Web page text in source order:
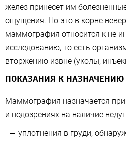
желез принесет им
ощущения. Но это в корне
маммография относится к не
исследованию, то есть
вторжению извне (уколы,
ПОКАЗАНИЯ К
Маммография назначается
и подозрениях на наличие
уплотнения в груди,